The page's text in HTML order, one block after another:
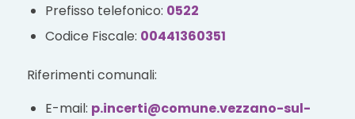
Prefisso telefonico: 0522
Codice Fiscale: 00441360351
Riferimenti comunali:
E-mail: p.incerti@comune.vezzano-sul-